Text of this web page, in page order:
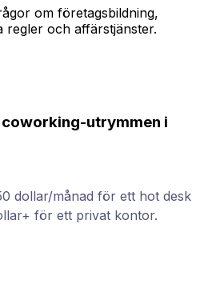
om företagsbildning,
regler och affärstjänster.
utrymmen i
dollar/månad för ett hot desk
för ett privat kontor.